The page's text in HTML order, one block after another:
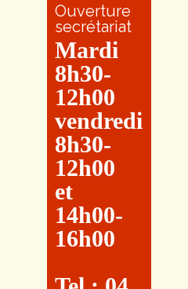
Ouverture
secrétariat
Mardi
8h30-
12h00
vendredi
8h30-
12h00
et
14h00-
16h00